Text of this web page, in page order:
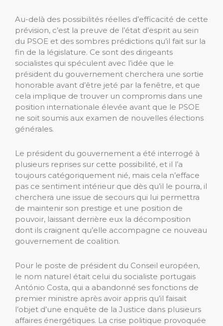
Au-delà des possibilités réelles d’efficacité de cette
prévision, c’est la preuve de l’état d’esprit au sein
du PSOE et des sombres prédictions qu’il fait sur la
fin de la législature. Ce sont des dirigeants
socialistes qui spéculent avec l’idée que le
président du gouvernement cherchera une sortie
honorable avant d’être jeté par la fenêtre, et que
cela implique de trouver un compromis dans une
position internationale élevée avant que le PSOE
ne soit soumis aux examen de nouvelles élections
générales.
Le président du gouvernement a été interrogé à
plusieurs reprises sur cette possibilité, et il l’a
toujours catégoriquement nié, mais cela n’efface
pas ce sentiment intérieur que dès qu’il le pourra, il
cherchera une issue de secours qui lui permettra
de maintenir son prestige et une position de
pouvoir, laissant derrière eux la décomposition
dont ils craignent qu’elle accompagne ce nouveau
gouvernement de coalition.
Pour le poste de président du Conseil européen,
le nom naturel était celui du socialiste portugais
António Costa, qui a abandonné ses fonctions de
premier ministre après avoir appris qu’il faisait
l’objet d’une enquête de la Justice dans plusieurs
affaires énergétiques. La crise politique provoquée